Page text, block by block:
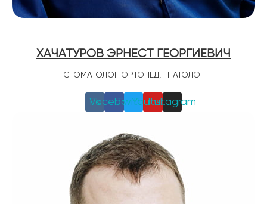
ХАЧАТУРОВ ЭРНЕСТ ГЕОРГИЕВИЧ
СТОМАТОЛОГ ОРТОПЕД, ГНАТОЛОГ
Vk
Facebook
Twitter
Youtube
Instagram